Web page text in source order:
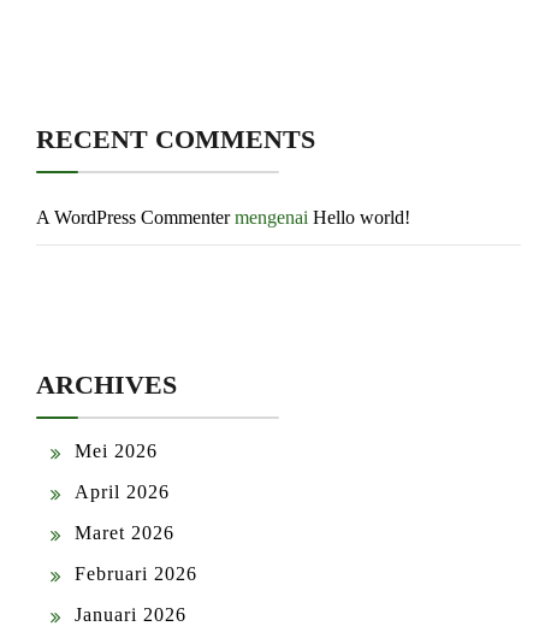
RECENT COMMENTS
A WordPress Commentermengenai Hello world!
ARCHIVES
Mei 2026
April 2026
Maret 2026
Februari 2026
Januari 2026